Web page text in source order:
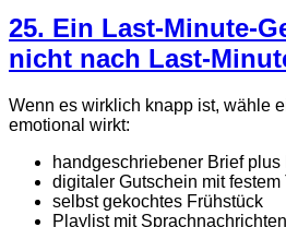
25. Ein Last-Minute-
nicht nach Last-
Wenn es wirklich knapp ist, wähle
emotional wirkt:
handgeschriebener Brief plus
digitaler Gutschein mit festem
selbst gekochtes Frühstück
Playlist mit Sprachnachrichten